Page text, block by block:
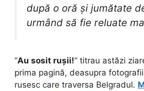
după o oră și jumătate
urmând să fie reluate
“Au sosit rușii!” titrau astăzi
prima pagină, deasupra
rusesc care traversa Belgradul.